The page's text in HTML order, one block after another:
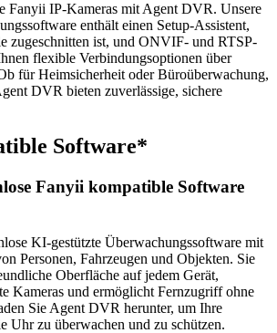
Fanyii IP-Kameras mit Agent DVR. Unsere
enthält einen Setup-Assistent,
zugeschnitten ist, und ONVIF- und RTSP-
flexible Verbindungsoptionen über
für Heimsicherheit oder Büroüberwachung,
DVR bieten zuverlässige, sichere
Software*
Fanyii kompatible Software
KI-gestützte Überwachungssoftware mit
Personen, Fahrzeugen und Objekten. Sie
Oberfläche auf jedem Gerät,
Kameras und ermöglicht Fernzugriff ohne
Sie Agent DVR herunter, um Ihre
Uhr zu überwachen und zu schützen.